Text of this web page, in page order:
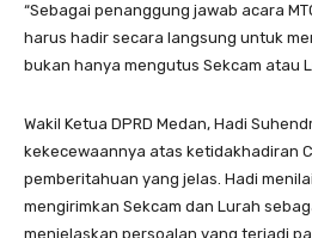
“Sebagai penanggung jawab acara
harus hadir secara langsung untuk
bukan hanya mengutus Sekcam atau
Wakil Ketua DPRD Medan, Hadi
kekecewaannya atas ketidakhadiran
pemberitahuan yang jelas. Hadi
mengirimkan Sekcam dan Lurah
menjelaskan persoalan yang terjadi